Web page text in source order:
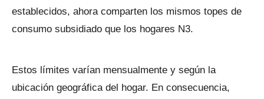
establecidos, ahora comparten los mismos topes de
consumo subsidiado que los hogares N3.
Estos límites varían mensualmente y según la
ubicación geográfica del hogar. En consecuencia,